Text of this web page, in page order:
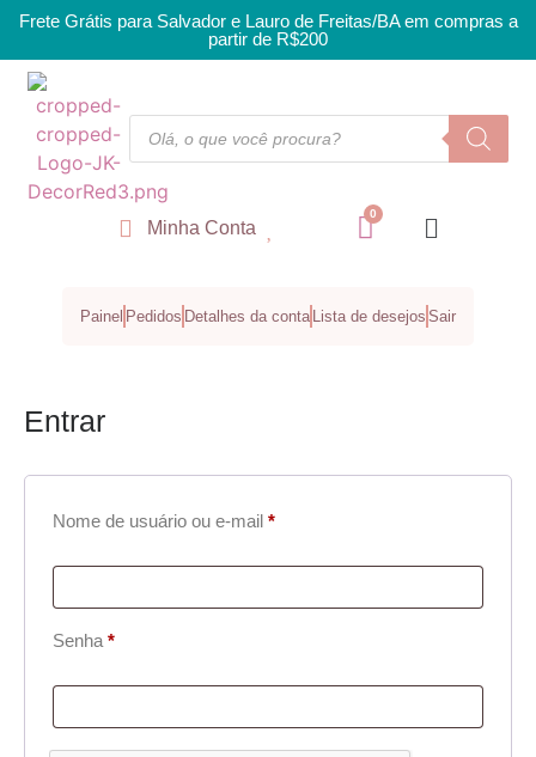
Frete Grátis para Salvador e Lauro de Freitas/BA em compras a
partir de R$200
Minha Conta
Painel Pedidos Detalhes da conta Lista de desejos Sair
Entrar
Nome de usuário ou e-mail *
Senha *